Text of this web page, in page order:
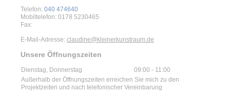
Telefon: 040 474640
Mobiltelefon: 0178 5230465
Fax:
E-Mail-Adresse: claudine@kleinerkunstraum.de
Unsere Öffnungszeiten
Dienstag, Donnerstag 09:00 - 11:00
Außerhalb der Öffnungszeiten erreichen Sie mich zu den
Projektzeiten und nach telefonischer Vereinbarung